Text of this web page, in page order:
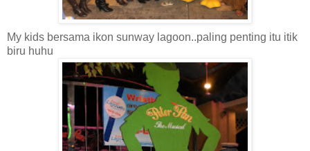
My kids bersama ikon sunway lagoon..paling penting itu itik
biru huhu